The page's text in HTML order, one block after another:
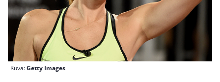
Kuva:Getty Images